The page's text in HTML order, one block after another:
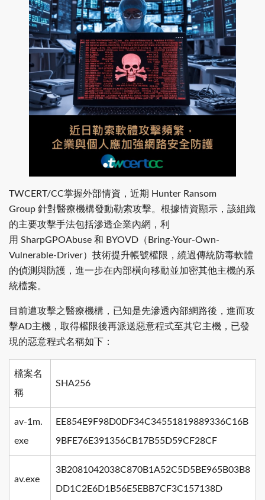
TWCERT/CC掌握外部情資，近期 Hunter Ransom
Group 針對醫療機構發動勒索攻擊。根據情資顯示，該組織
的主要攻擊手法包括滲透企業內網，利
用 SharpGPOAbuse 和 BYOVD （ Bring-Your-Own-
Vulnerable-Driver）技術提升帳號權限，繞過傳統防毒軟體
的偵測與防護，進一步在內部橫向移動並加密其他主機的系
統檔案。
目前遭攻擊之醫療機構，已知是先滲透內部網路後，進而攻
擊AD主機，取得權限後再派送惡意程式至其它主機，已發
現的惡意程式名稱如下：
檔案名
稱
SHA256
av-1m.
exe
EE854E9F98D0DF34C34551819889336C16B
9BFE76E391356CB17B55D59CF28CF
av.exe
3B2081042038C870B1A52C5D5BE965B03B8
DD1C2E6D1B56E5EBB7CF3C157138D